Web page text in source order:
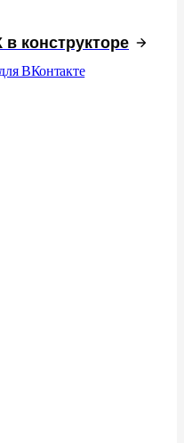
в конструкторе
ВКонтакте